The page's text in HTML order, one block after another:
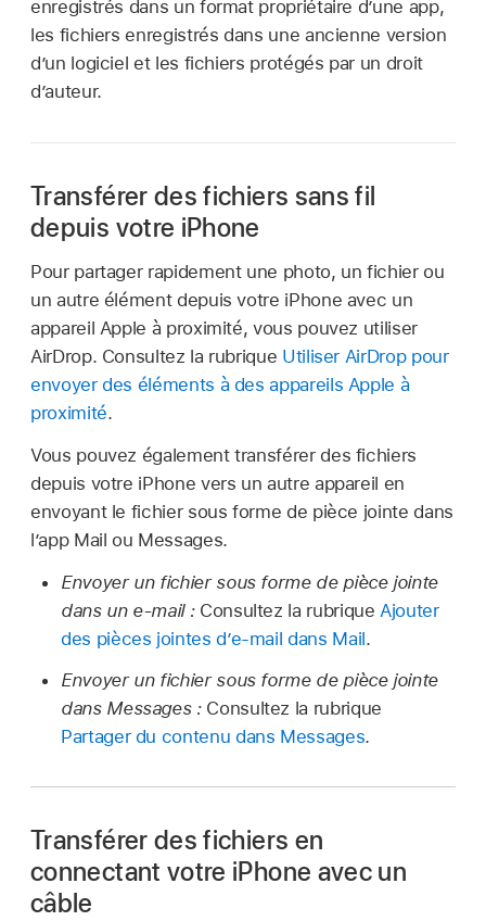
enregistrés dans un format propriétaire d’une app,
les fichiers enregistrés dans une ancienne version
d’un logiciel et les fichiers protégés par un droit
d’auteur.
Transférer des fichiers sans fil
depuis votre iPhone
Pour partager rapidement une photo, un fichier ou
un autre élément depuis votre iPhone avec un
appareil Apple à proximité, vous pouvez utiliser
AirDrop. Consultez la rubrique Utiliser AirDrop pour
envoyer des éléments à des appareils Apple à
proximité.
Vous pouvez également transférer des fichiers
depuis votre iPhone vers un autre appareil en
envoyant le fichier sous forme de pièce jointe dans
l’app Mail ou Messages.
Envoyer un fichier sous forme de pièce jointe
dans un e-mail : Consultez la rubrique Ajouter
des pièces jointes d’e-mail dans Mail.
Envoyer un fichier sous forme de pièce jointe
dans Messages : Consultez la rubrique
Partager du contenu dans Messages.
Transférer des fichiers en
connectant votre iPhone avec un
câble